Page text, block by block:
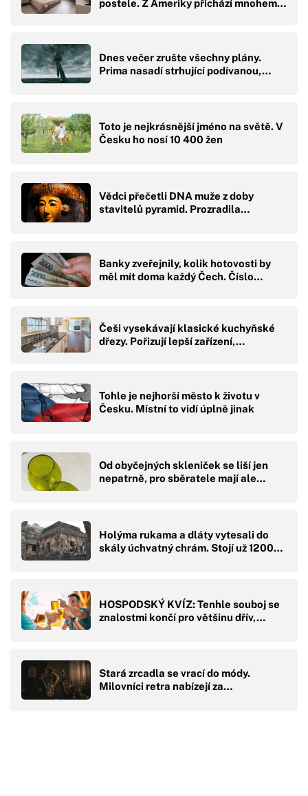
postele. Z Ameriky přichází mnohem…
Dnes večer zrušte všechny plány.
Prima nasadí strhující podívanou,…
Toto je nejkrásnější jméno na světě. V
Česku ho nosí 10 400 žen
Vědci přečetli DNA muže z doby
stavitelů pyramid. Prozradila…
Banky zveřejnily, kolik hotovosti by
měl mít doma každý Čech. Číslo…
Češi vysekávají klasické kuchyňské
dřezy. Pořizují lepší zařízení,…
Tohle je nejhorší město k životu v
Česku. Místní to vidí úplně jinak
Od obyčejných skleniček se liší jen
nepatrně, pro sběratele mají ale…
Holýma rukama a dláty vytesali do
skály úchvatný chrám. Stojí už 1200…
HOSPODSKÝ KVÍZ: Tenhle souboj se
znalostmi končí pro většinu dřív,…
Stará zrcadla se vrací do módy.
Milovníci retra nabízejí za…